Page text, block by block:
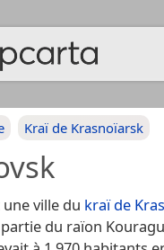
Kraï de Krasnoïarsk
ville du kraï de
du raïon